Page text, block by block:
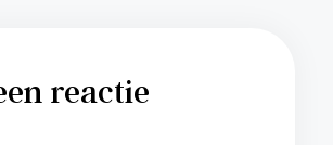
reactie